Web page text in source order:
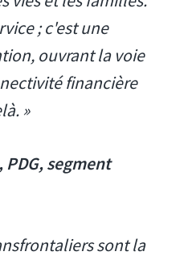
; c'est une
ouvrant la voie
financière
»
segment
sont la